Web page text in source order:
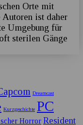
Orte mit
ist daher
Umgebung für
sterilen Gänge
Dreamcast
Kurzgeschichte PC
Horror Resident